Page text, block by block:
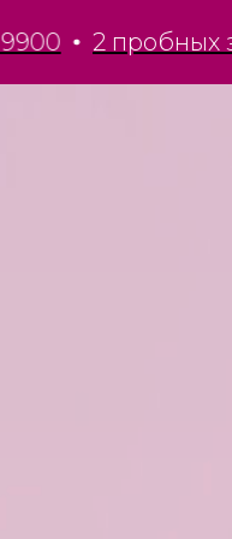
2 пробных